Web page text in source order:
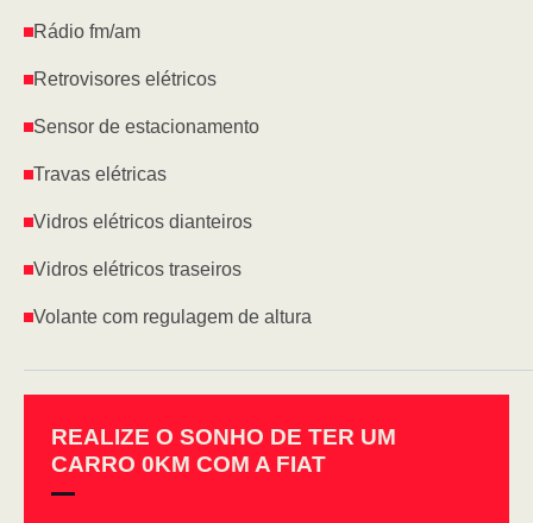
Rádio fm/am
Retrovisores elétricos
Sensor de estacionamento
Travas elétricas
Vidros elétricos dianteiros
Vidros elétricos traseiros
Volante com regulagem de altura
REALIZE O SONHO DE TER UM
CARRO 0KM COM A FIAT